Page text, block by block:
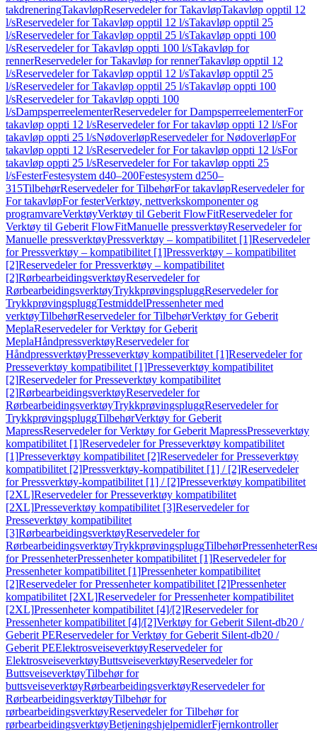
takdreneringTakavløpReservedeler for TakavløpTakavløp opptil 12
l/sReservedeler for Takavløp opptil 12 l/sTakavløp opptil 25
l/sReservedeler for Takavløp opptil 25 l/sTakavløp oppti 100
l/sReservedeler for Takavløp oppti 100 l/sTakavløp for
rennerReservedeler for Takavløp for rennerTakavløp opptil 12
l/sReservedeler for Takavløp opptil 12 l/sTakavløp opptil 25
l/sReservedeler for Takavløp opptil 25 l/sTakavløp oppti 100
l/sReservedeler for Takavløp oppti 100
l/sDampsperreelementerReservedeler for DampsperreelementerFor
takavløp oppti 12 l/sReservedeler for For takavløp oppti 12 l/sFor
takavløp oppti 25 l/sNødoverløpReservedeler for NødoverløpFor
takavløp oppti 12 l/sReservedeler for For takavløp oppti 12 l/sFor
takavløp oppti 25 l/sReservedeler for For takavløp oppti 25
l/sFesterFestesystem d40–200Festesystem d250–
315TilbehørReservedeler for TilbehørFor takavløpReservedeler for
For takavløpFor festerVerktøy, nettverkskomponenter og
programvareVerktøyVerktøy til Geberit FlowFitReservedeler for
Verktøy til Geberit FlowFitManuelle pressverktøyReservedeler for
Manuelle pressverktøyPressverktøy – kompatibilitet [1]Reservedeler
for Pressverktøy – kompatibilitet [1]Pressverktøy – kompatibilitet
[2]Reservedeler for Pressverktøy – kompatibilitet
[2]RørbearbeidingsverktøyReservedeler for
RørbearbeidingsverktøyTrykkprøvingspluggReservedeler for
TrykkprøvingspluggTestmiddelPressenheter med
verktøyTilbehørReservedeler for TilbehørVerktøy for Geberit
MeplaReservedeler for Verktøy for Geberit
MeplaHåndpressverktøyReservedeler for
HåndpressverktøyPresseverktøy kompatibilitet [1]Reservedeler for
Presseverktøy kompatibilitet [1]Presseverktøy kompatibilitet
[2]Reservedeler for Presseverktøy kompatibilitet
[2]RørbearbeidingsverktøyReservedeler for
RørbearbeidingsverktøyTrykkprøvingspluggReservedeler for
TrykkprøvingspluggTilbehørVerktøy for Geberit
MapressReservedeler for Verktøy for Geberit MapressPresseverktøy
kompatibilitet [1]Reservedeler for Presseverktøy kompatibilitet
[1]Presseverktøy kompatibilitet [2]Reservedeler for Presseverktøy
kompatibilitet [2]Pressverktøy-kompatibilitet [1] / [2]Reservedeler
for Pressverktøy-kompatibilitet [1] / [2]Presseverktøy kompatibilitet
[2XL]Reservedeler for Presseverktøy kompatibilitet
[2XL]Presseverktøy kompatibilitet [3]Reservedeler for
Presseverktøy kompatibilitet
[3]RørbearbeidingsverktøyReservedeler for
RørbearbeidingsverktøyTrykkprøvingspluggTilbehørPressenheter
for PressenheterPressenheter kompatibilitet [1]Reservedeler for
Pressenheter kompatibilitet [1]Pressenheter kompatibilitet
[2]Reservedeler for Pressenheter kompatibilitet [2]Pressenheter
kompatibilitet [2XL]Reservedeler for Pressenheter kompatibilitet
[2XL]Pressenheter kompatibilitet [4]/[2]Reservedeler for
Pressenheter kompatibilitet [4]/[2]Verktøy for Geberit Silent-db20 /
Geberit PEReservedeler for Verktøy for Geberit Silent-db20 /
Geberit PEElektrosveiseverktøyReservedeler for
ElektrosveiseverktøyButtsveiseverktøyReservedeler for
ButtsveiseverktøyTilbehør for
buttsveiseverktøyRørbearbeidingsverktøyReservedeler for
RørbearbeidingsverktøyTilbehør for
rørbearbeidingsverktøyReservedeler for Tilbehør for
rørbearbeidingsverktøyBetjeningshjelpemidlerFjernkontroller